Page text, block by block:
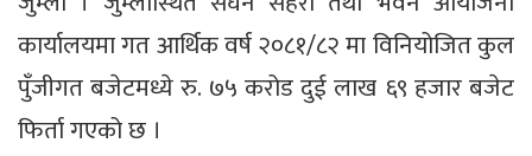
कार्यालयमा गत आर्थिक वर्ष २०८१/८२ मा विनियोजित कुल
पुँजीगत बजेटमध्ये रु. ७५ करोड दुई लाख ६९ हजार बजेट
फिर्ता गएको छ ।